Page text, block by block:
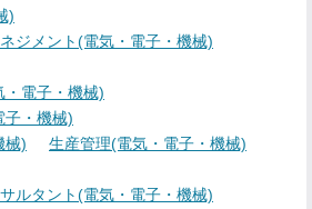
)
ジメント(電気・電子・機械)
・電子・機械)
子・機械)
械)
生産管理(電気・電子・機械)
ルタント(電気・電子・機械)